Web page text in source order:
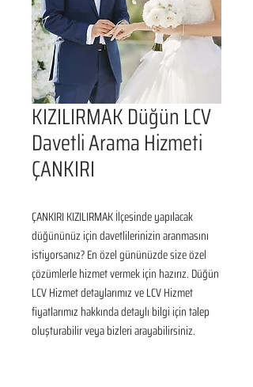
KIZILIRMAK Düğün LCV
Davetli Arama Hizmeti
ÇANKIRI
ÇANKIRI KIZILIRMAK İlçesinde yapılacak
düğününüz için davetlilerinizin aranmasını
istiyorsanız? En özel gününüzde size özel
çözümlerle hizmet vermek için hazırız. Düğün
LCV Hizmet detaylarımız ve LCV Hizmet
fiyatlarımız hakkında detaylı bilgi için talep
oluşturabilir veya bizleri arayabilirsiniz.